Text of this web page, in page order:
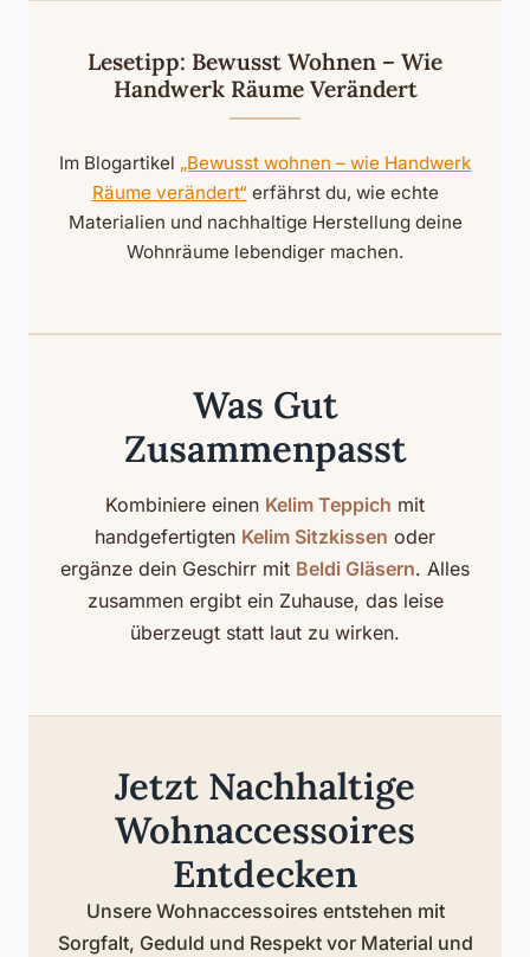
Lesetipp: Bewusst Wohnen – Wie
Handwerk Räume Verändert
Im Blogartikel „Bewusst wohnen – wie Handwerk
Räume verändert“ erfährst du, wie echte
Materialien und nachhaltige Herstellung deine
Wohnräume lebendiger machen.
Was Gut
Zusammenpasst
Kombiniere einen Kelim Teppich mit
handgefertigten Kelim Sitzkissen oder
ergänze dein Geschirr mit Beldi Gläsern. Alles
zusammen ergibt ein Zuhause, das leise
überzeugt statt laut zu wirken.
Jetzt Nachhaltige
Wohnaccessoires
Entdecken
Unsere Wohnaccessoires entstehen mit
Sorgfalt, Geduld und Respekt vor Material und